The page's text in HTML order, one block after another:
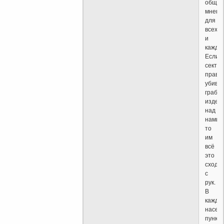
для
всех
и
Если
над
нами,
то
им
всё
это
сходит
с
рук.
В